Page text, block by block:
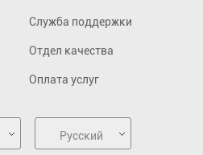
Служба поддержки
Отдел качества
Оплата услуг
Русский